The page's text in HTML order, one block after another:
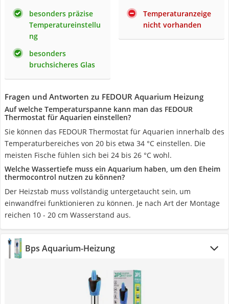
besonders präzise
Temperatureinstellu
ng
besonders
bruchsicheres Glas
Temperaturanzeige
nicht vorhanden
Fragen und Antworten zu FEDOUR Aquarium Heizung
Auf welche Temperaturspanne kann man das FEDOUR
Thermostat für Aquarien einstellen?
Sie können das FEDOUR Thermostat für Aquarien innerhalb des
Temperaturbereiches von 20 bis etwa 34 °C einstellen. Die
meisten Fische fühlen sich bei 24 bis 26 °C wohl.
Welche Wassertiefe muss ein Aquarium haben, um den Eheim
thermocontrol nutzen zu können?
Der Heizstab muss vollständig untergetaucht sein, um
einwandfrei funktionieren zu können. Je nach Art der Montage
reichen 10 - 20 cm Wasserstand aus.
Bps Aquarium-Heizung